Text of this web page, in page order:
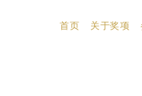
首页 关于奖项